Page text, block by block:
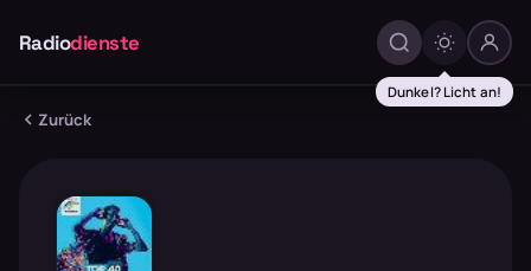
Radiodienste
Dunkel? Licht an!
Zurück